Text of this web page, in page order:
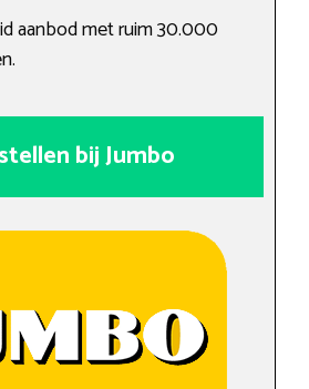
aanbod met ruim 30.000
bij Jumbo